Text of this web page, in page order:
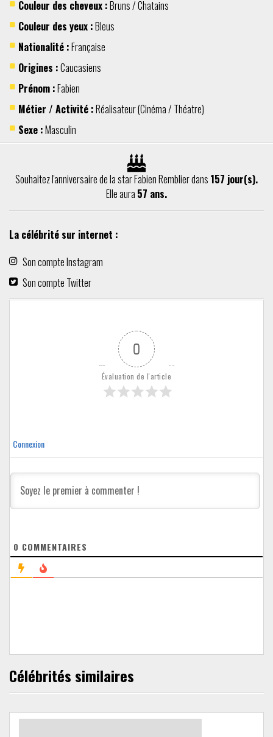
Couleur des cheveux :Bruns / Chatains
Couleur des yeux :Bleus
Nationalité :Française
Origines :Caucasiens
Prénom :Fabien
Métier / Activité :Réalisateur(Cinéma / Théatre)
Sexe :Masculin
Souhaitez l'anniversaire de la star Fabien Remblier dans 157 jour(s).
Elle aura 57 ans.
La célébrité sur internet :
Son compte Instagram
Son compte Twitter
0
Évaluation de l'article
Connexion
0 COMMENTAIRES
Célébrités similaires